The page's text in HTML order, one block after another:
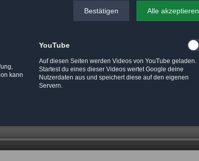
Bestätigen Alle akzeptieren
kann
YouTube
Auf diesen Seiten werden Videos von YouTube geladen.
Startest du eines dieser Videos wertet Google deine
Nutzerdaten aus und speichert diese auf den eigenen
Servern.